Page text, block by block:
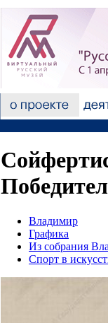
Владимир
Графика
Из собрания
Спорт в